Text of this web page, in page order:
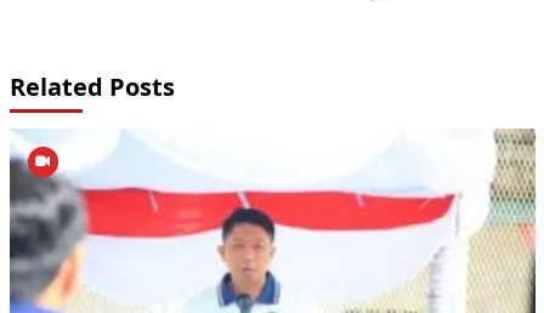
Related Posts